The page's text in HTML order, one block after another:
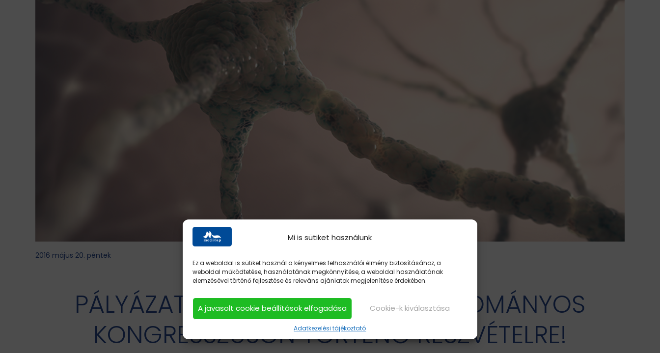
Mi is sütiket használunk
Ez a weboldal is sütiket használ a kényelmes felhasználói élmény biztosításához, a
weboldal működtetése, használatának megkönnyítése, a weboldal használatának
elemzésével történő fejlesztése és releváns ajánlatok megjelenítése érdekében.
A javasolt cookie beállítások elfogadása Cookie-k kiválasztása
Adatkezelési tájékoztató
2016 május 20. péntek
PÁLYÁZATI FELHÍVÁS BELFÖLDI TUDOMÁNYOS
KONGRESSZUSON TÖRTÉNŐ RÉSZVÉTELRE!